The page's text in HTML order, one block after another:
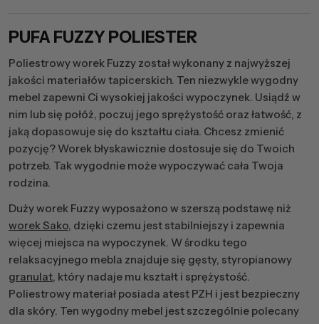
PUFA FUZZY POLIESTER
Poliestrowy worek Fuzzy został wykonany z najwyższej
jakości materiałów tapicerskich. Ten niezwykle wygodny
mebel zapewni Ci wysokiej jakości wypoczynek. Usiądź w
nim lub się połóż, poczuj jego sprężystość oraz łatwość, z
jaką dopasowuje się do kształtu ciała. Chcesz zmienić
pozycję? Worek błyskawicznie dostosuje się do Twoich
potrzeb. Tak wygodnie może wypoczywać cała Twoja
rodzina.
Duży worek Fuzzy wyposażono w szerszą podstawę niż
worek Sako, dzięki czemu jest stabilniejszy i zapewnia
więcej miejsca na wypoczynek. W środku tego
relaksacyjnego mebla znajduje się gęsty, styropianowy
granulat, który nadaje mu kształt i sprężystość.
Poliestrowy materiał posiada atest PZH i jest bezpieczny
dla skóry. Ten wygodny mebel jest szczególnie polecany